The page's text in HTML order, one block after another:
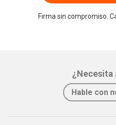
Firma sin compromiso.
¿Necesita
Hable con